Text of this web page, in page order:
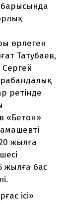
өрлеген
Татубаев,
ретінде
«Бетон»
жылға
жылға бас
ісі»